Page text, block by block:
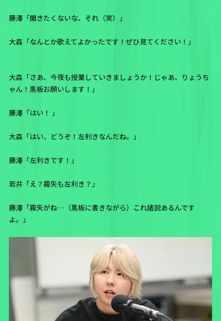
藤澤「聞きたくないな、それ（笑）」
大森「なんとか歌えてよかったです！ぜひ見てください！」
大森「さあ、今夜も授業していきましょうか！じゃあ、りょうち
ゃん！黒板お願いします！」
藤澤「はい！ 」
大森「はい、どうぞ！左利きなんだね。」
藤澤「左利きです！」
若井「え？霧矢も左利き？」
藤澤「霧矢がね…（黒板に書きながら）これ諸説あるんです
よ。」